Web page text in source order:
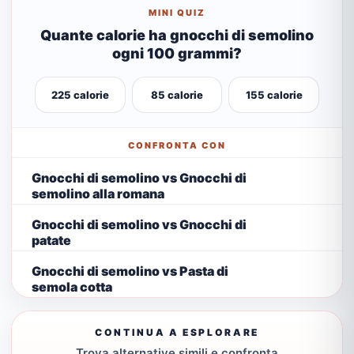
MINI QUIZ
Quante calorie ha gnocchi di semolino
ogni 100 grammi?
225 calorie 85 calorie 155 calorie
CONFRONTA CON
Gnocchi di semolino vs Gnocchi di
semolino alla romana
Gnocchi di semolino vs Gnocchi di
patate
Gnocchi di semolino vs Pasta di
semola cotta
CONTINUA A ESPLORARE